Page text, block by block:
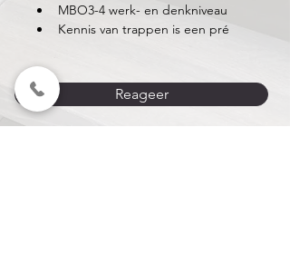
MBO3-4 werk- en denkniveau
Kennis van trappen is een pré
Reageer